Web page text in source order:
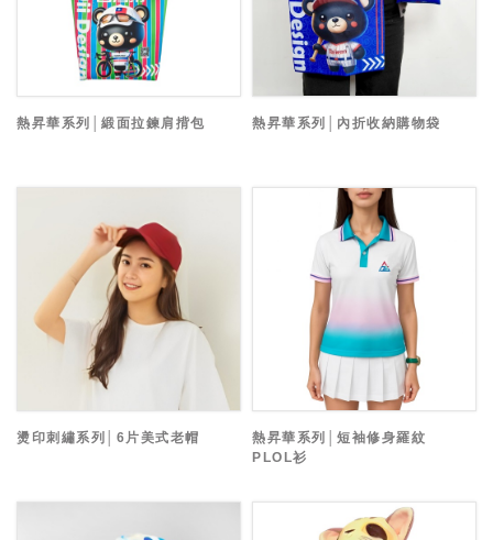
熱昇華系列│緞面拉鍊肩揹包 熱昇華系列│內折收納購物袋
燙印刺繡系列│6片美式老帽
熱昇華系列│短袖修身羅紋
PLOL衫